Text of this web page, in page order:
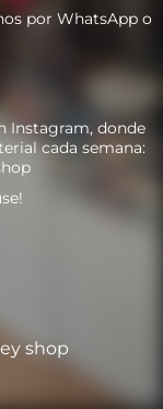
por WhatsApp o
Instagram, donde
cada semana:
shop